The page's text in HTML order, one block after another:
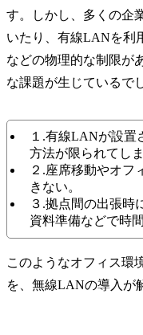
す。しかし、多くの企
いたり、有線LANを利
などの物理的な制限が
な課題が生じているで
１.有線LANが設置
方法が限られてしま
２.座席移動やオフ
きない。
３.拠点間の出張時
資料準備などで時
このようなオフィス環
を、無線LANの導入が